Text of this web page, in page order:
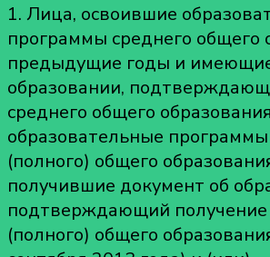
1. Лица, освоившие
программы среднего общего
предыдущие годы и
образовании,
среднего общего
образовательные программы
(полного) общего
получившие документ об
подтверждающий получение
(полного) общего